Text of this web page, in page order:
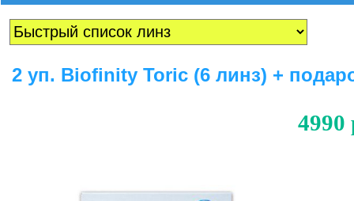
2 уп. Biofinity Toric (6 линз) +
4990